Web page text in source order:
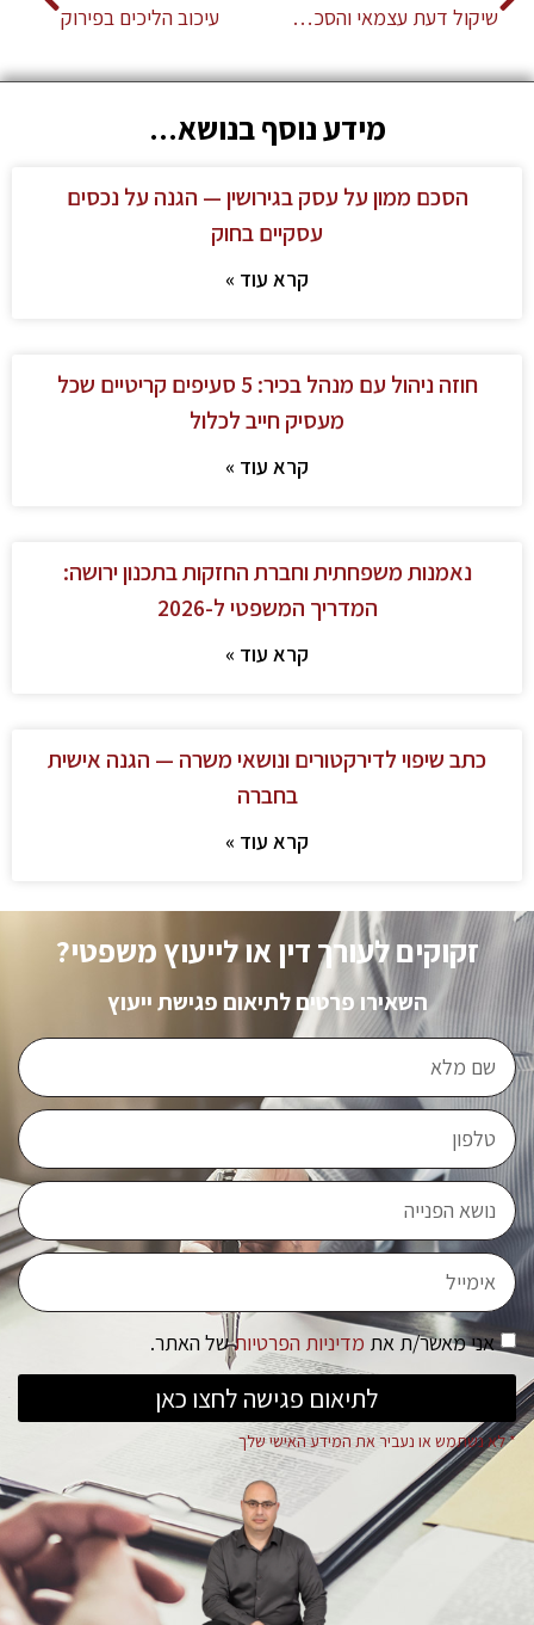
שיקול דעת עצמאי והסכמי הצבעה
עיכוב הליכים בפירוק
מידע נוסף בנושא...
הסכם ממון על עסק בגירושין — הגנה על נכסים
עסקיים בחוק
קרא עוד »
חוזה ניהול עם מנהל בכיר: 5 סעיפים קריטיים שכל
מעסיק חייב לכלול
קרא עוד »
נאמנות משפחתית וחברת החזקות בתכנון ירושה:
המדריך המשפטי ל-2026
קרא עוד »
כתב שיפוי לדירקטורים ונושאי משרה — הגנה אישית
בחברה
קרא עוד »
זקוקים לעורך דין או לייעוץ משפטי?
השאירו פרטים לתיאום פגישת ייעוץ
אני מאשר/ת את מדיניות הפרטיותשל האתר.
לתיאום פגישה לחצו כאן
* לא נשתמש או נעביר את המידע האישי שלך